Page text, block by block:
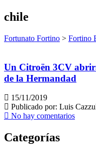
chile
Fortunato Fortino > Fortino
Un Citroën 3CV
de la Hermandad
15/11/2019
Publicado por: Luis
No hay comentarios
Categorías